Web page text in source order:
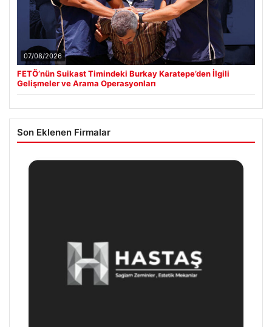
07/08/2026
FETÖ’nün Suikast Timindeki Burkay Karatepe’den İlgili
Gelişmeler ve Arama Operasyonları
Son Eklenen Firmalar